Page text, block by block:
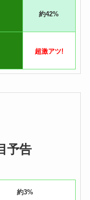
約42%
超激アツ!
予告
約3%